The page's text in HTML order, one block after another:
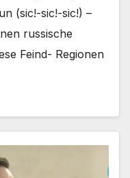
(sic!-sic!-sic!) –
russische
Feind- Regionen